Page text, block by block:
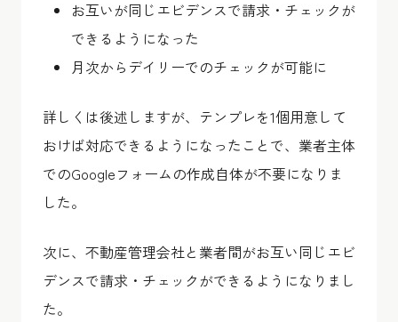
お互いが同じエビデンスで請求・チェックが
できるようになった
月次からデイリーでのチェックが可能に
詳しくは後述しますが、テンプレを1個用意して
おけば対応できるようになったことで、業者主体
でのGoogleフォームの作成自体が不要になりま
した。
次に、不動産管理会社と業者間がお互い同じエビ
デンスで請求・チェックができるようになりまし
た。